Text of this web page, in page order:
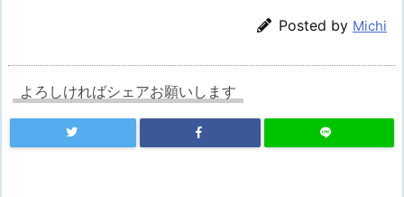
Posted by Michi
よろしければシェアお願いします